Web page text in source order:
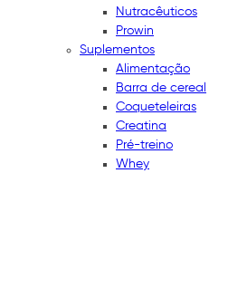
Nutracêuticos
Prowin
Suplementos
Alimentação
Barra de cereal
Coqueteleiras
Creatina
Pré-treino
Whey